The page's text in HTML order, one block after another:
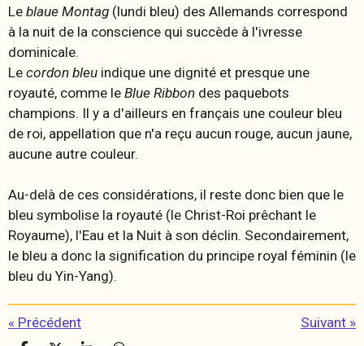
Le blaue Montag (lundi bleu) des Allemands correspond
à la nuit de la conscience qui succède à l'ivresse
dominicale.
Le cordon bleu indique une dignité et presque une
royauté, comme le Blue Ribbon des paquebots
champions. Il y a d'ailleurs en français une couleur bleu
de roi, appellation que n'a reçu aucun rouge, aucun jaune,
aucune autre couleur.
Au-delà de ces considérations, il reste donc bien que le
bleu symbolise la royauté (le Christ-Roi prêchant le
Royaume), l'Eau et la Nuit à son déclin. Secondairement,
le bleu a donc la signification du principe royal féminin (le
bleu du Yin-Yang).
« Précédent Suivant »